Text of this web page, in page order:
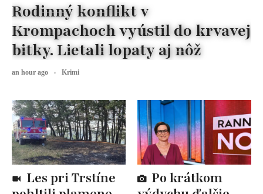
Rodinný konflikt v
Krompachoch vyústil do krvavej
bitky. Lietali lopaty aj nôž
an hour ago Krimi